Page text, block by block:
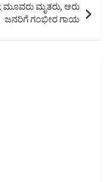
ಮೂವರು ಮೃತರು, ಆರು
ಜನರಿಗೆ ಗಂಭೀರ ಗಾಯ